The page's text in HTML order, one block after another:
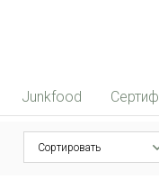
Junkfood
Сортировать